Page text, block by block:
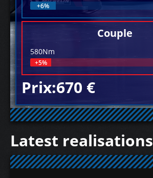
+6%
Couple
580Nm
+5%
Prix:670 €
Latest realisations